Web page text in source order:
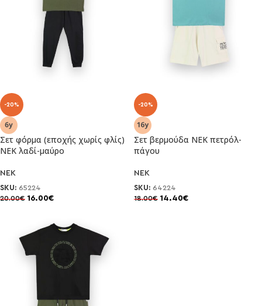
-20%
Σετ φόρμα (εποχής χωρίς φλίς)
ΝΕΚ λαδί-μαύρο
NEK
SKU: 65224
20.00€ 16.00€
-20%
Σετ βερμούδα ΝΕΚ πετρόλ-
πάγου
NEK
SKU: 64224
18.00€ 14.40€